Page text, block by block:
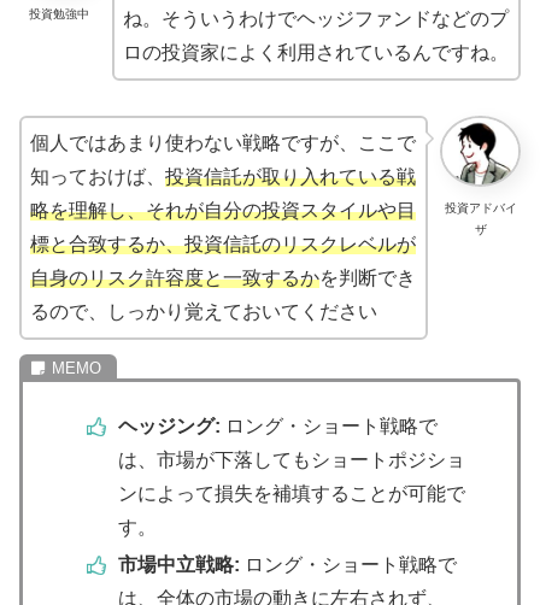
投資勉強中
ね。そういうわけでヘッジファンドなどのプ
ロの投資家によく利用されているんですね。
投資アドバイ
ザ
個人ではあまり使わない戦略ですが、ここで
知っておけば、 投資信託が取り入れている戦
略を理解し、それが自分の投資スタイルや目
標と合致するか、投資信託のリスクレベルが
自身のリスク許容度と一致するかを判断でき
るので、しっかり覚えておいてください
ヘッジング: ロング・ショート戦略で
は、市場が下落してもショートポジショ
ンによって損失を補填することが可能で
す。
市場中立戦略: ロング・ショート戦略で
は、全体の市場の動きに左右されず、